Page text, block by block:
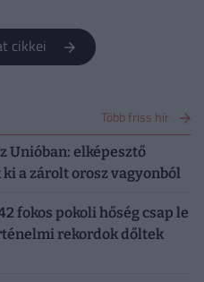
cikkei
Több friss hír
Unióban: elképesztő
a zárolt orosz vagyonból
fokos pokoli hőség csap le
rekordok dőltek